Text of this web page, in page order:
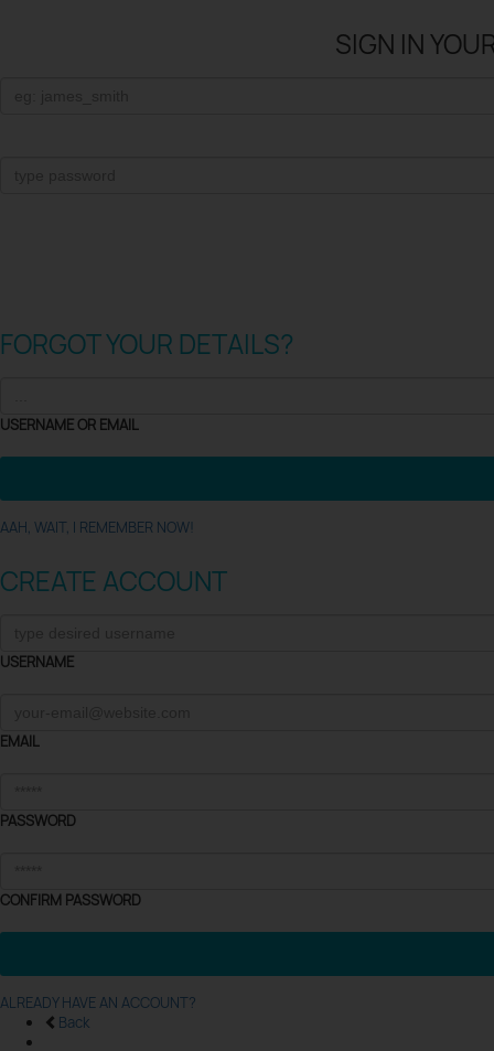
SIGN IN
FORGOT YOUR DETAILS?
USERNAME OR EMAIL
AAH, WAIT, I REMEMBER NOW!
CREATE ACCOUNT
USERNAME
EMAIL
PASSWORD
CONFIRM PASSWORD
ALREADY HAVE AN ACCOUNT?
Back